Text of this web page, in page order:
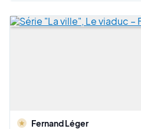
Fernand Léger